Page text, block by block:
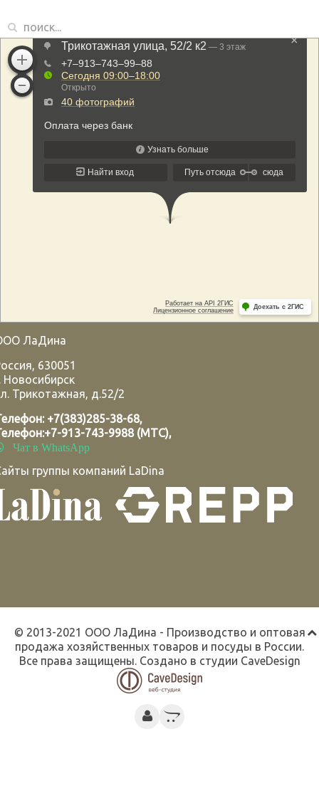
ЛаДина
, 630051
Новосибирск
Трикотажная, д.52/2
+7(383)285-38-68,
+7-913-743-9988 (МТС),
Чат в WhatsApp
группы компаний LaDina
© 2013-2021 ООО ЛаДина - Производство и оптовая
продажа хозяйственных товаров и посуды в России.
Все права защищены. Создано в студии CaveDesign